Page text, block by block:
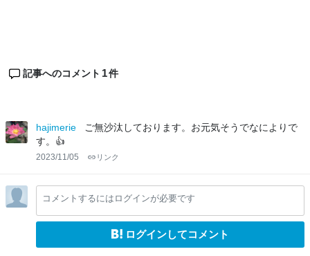
記事へのコメント 1件
hajimerie
ご無沙汰しております。お元気そうでなによりで
す。👍
2023/11/05 リンク
コメントするにはログインが必要です
ログインしてコメント